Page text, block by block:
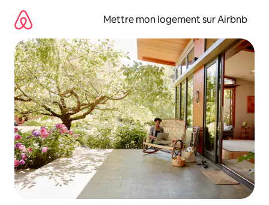
directement
contenu
Mettre mon logement sur Airbnb